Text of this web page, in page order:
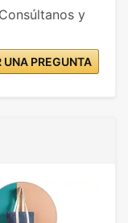
Consúltanos y
UNA PREGUNTA